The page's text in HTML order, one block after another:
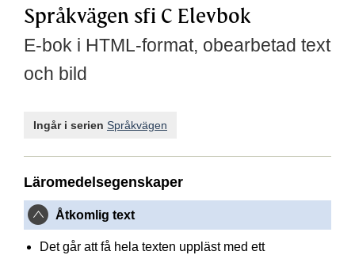
Språkvägen sfi C Elevbok
E-bok i HTML-format, obearbetad text
och bild
Ingår i serien Språkvägen
Läromedelsegenskaper
Åtkomlig text
Det går att få hela texten uppläst med ett